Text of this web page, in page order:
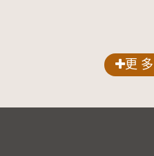
更 多